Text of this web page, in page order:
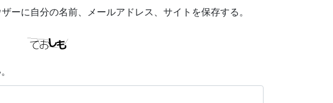
ーに自分の名前、メールアドレス、サイトを保存する。